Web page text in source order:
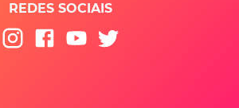
REDES SOCIAIS